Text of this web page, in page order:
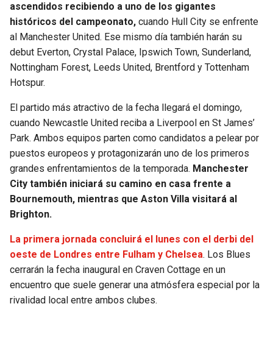
ascendidos recibiendo a uno de los gigantes
históricos del campeonato, cuando Hull City se enfrente
al Manchester United. Ese mismo día también harán su
debut Everton, Crystal Palace, Ipswich Town, Sunderland,
Nottingham Forest, Leeds United, Brentford y Tottenham
Hotspur.
El partido más atractivo de la fecha llegará el domingo,
cuando Newcastle United reciba a Liverpool en St James’
Park. Ambos equipos parten como candidatos a pelear por
puestos europeos y protagonizarán uno de los primeros
grandes enfrentamientos de la temporada. Manchester
City también iniciará su camino en casa frente a
Bournemouth, mientras que Aston Villa visitará al
Brighton.
La primera jornada concluirá el lunes con el derbi del
oeste de Londres entre Fulham y Chelsea. Los Blues
cerrarán la fecha inaugural en Craven Cottage en un
encuentro que suele generar una atmósfera especial por la
rivalidad local entre ambos clubes.